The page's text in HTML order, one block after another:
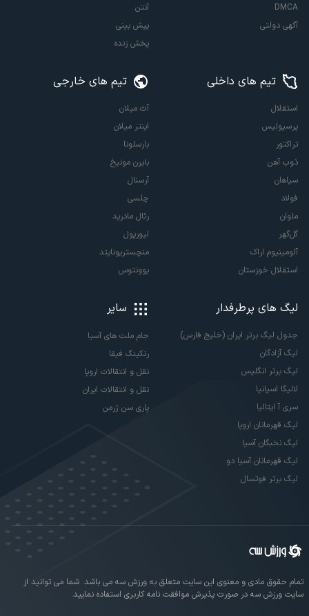
DMCA
آگهی دولتی
آنتن
پیش بینی
پخش زنده
تیم های داخلی
استقلال
پرسپولیس
تراکتور
ذوب آهن
سپاهان
فولاد
ملوان
گل‌گهر
آلومینیوم اراک
استقلال خوزستان
تیم های خارجی
آث میلان
اینتر میلان
بارسلونا
بایرن مونیخ
آرسنال
چلسی
رئال مادرید
لیورپول
منچستریونایتد
یوونتوس
لیگ های پرطرفدار
جدول لیگ برتر ایران (خلیج فارس)
لیگ آزادگان
لیگ برتر انگلیس
لالیگا اسپانیا
سری آ ایتالیا
لیگ قهرمانان اروپا
لیگ نخبگان آسیا
لیگ قهرمانان آسیا دو
لیگ برتر فوتسال
سایر
جام ملت های آسیا
رنکینگ فیفا
نقل و انتقالات اروپا
نقل و انتقالات ایران
پاری سن ژرمن
تمام حقوق مادی و معنوی این سایت متعلق به ورزش سه می باشد. شما می توانید از
سایت ورزش سه در صورت پذیرش موافقت نامه کاربری استفاده نمایید.